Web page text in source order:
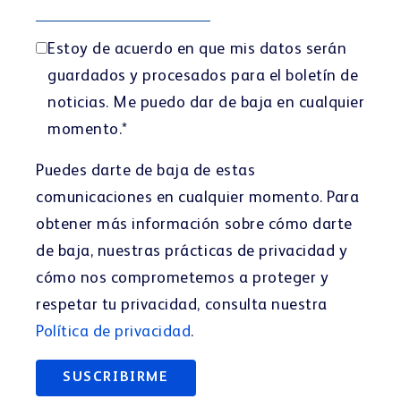
Estoy de acuerdo en que mis datos serán
guardados y procesados para el boletín de
noticias. Me puedo dar de baja en cualquier
momento.*
Puedes darte de baja de estas
comunicaciones en cualquier momento. Para
obtener más información sobre cómo darte
de baja, nuestras prácticas de privacidad y
cómo nos comprometemos a proteger y
respetar tu privacidad, consulta nuestra
Política de privacidad.